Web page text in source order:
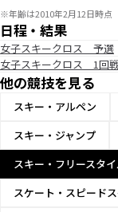
※年齢は2010年2月12日時点
日程・結果
女子スキークロス 予選
女子スキークロス 1回
他の競技を見る
スキー・アルペン
スキー・ジャンプ
スキー・フリースタ
スケート・スピード